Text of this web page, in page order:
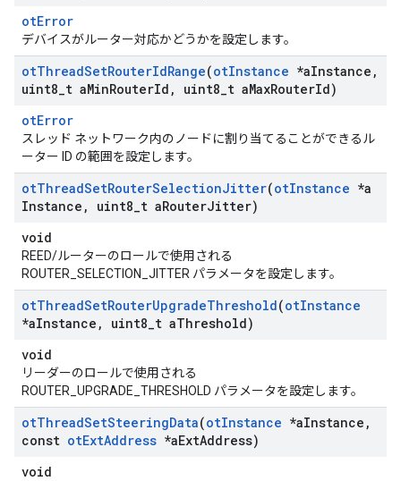
otError
デバイスがルーター対応かどうかを設定します。
otThreadSetRouterIdRange(otInstance *aInstance ,
uint8 t aMinRouterId , uint8 t aMaxRouterId)
otError
スレッド ネットワーク内のノードに割り当てることができるル
ーター ID の範囲を設定します。
otThreadSetRouterSelectionJitter(otInstance *a
Instance , uint8 t aRouterJitter)
void
REED/ルーターのロールで使用される
ROUTER_SELECTION_JITTER パラメータを設定します。
otThreadSetRouterUpgradeThreshold(otInstance
*aInstance , uint8 t aThreshold)
void
リーダーのロールで使用される
ROUTER_UPGRADE_THRESHOLD パラメータを設定します。
otThreadSetSteeringData(otInstance *aInstance ,
const otExtAddress *aExtAddress)
void